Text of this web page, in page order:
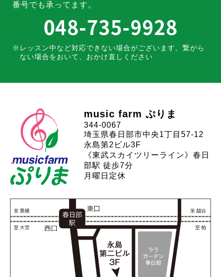
番号でも承ってます。
048-735-9928
レッスン中など対応できない場合がございます。 繋がら
ない場合をおいて、おかけ直しください
music farm ぷりま
344-0067
埼玉県春日部市中央1丁目57-12
永島第2ビル3F
《東武スカイツリーライン》春日
部駅 徒歩7分
月曜日定休